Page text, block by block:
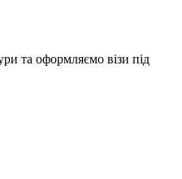
та оформляємо візи під